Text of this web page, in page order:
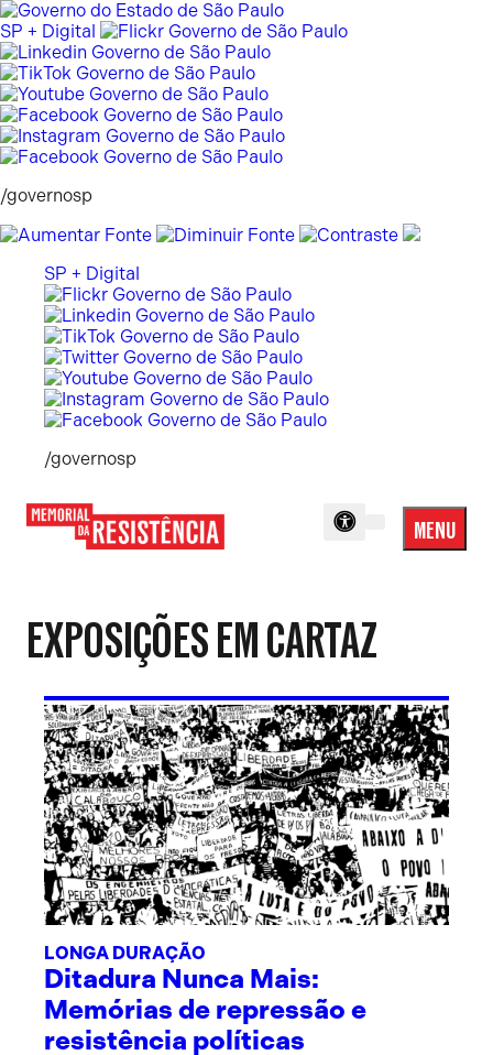
Pular
para
o
conteúdo
SP + Digital
/governosp
SP + Digital
/governosp
MENU
Menu
EXPOSIÇÕES EM CARTAZ
LONGA DURAÇÃO
Ditadura Nunca Mais:
Memórias de repressão e
resistência políticas